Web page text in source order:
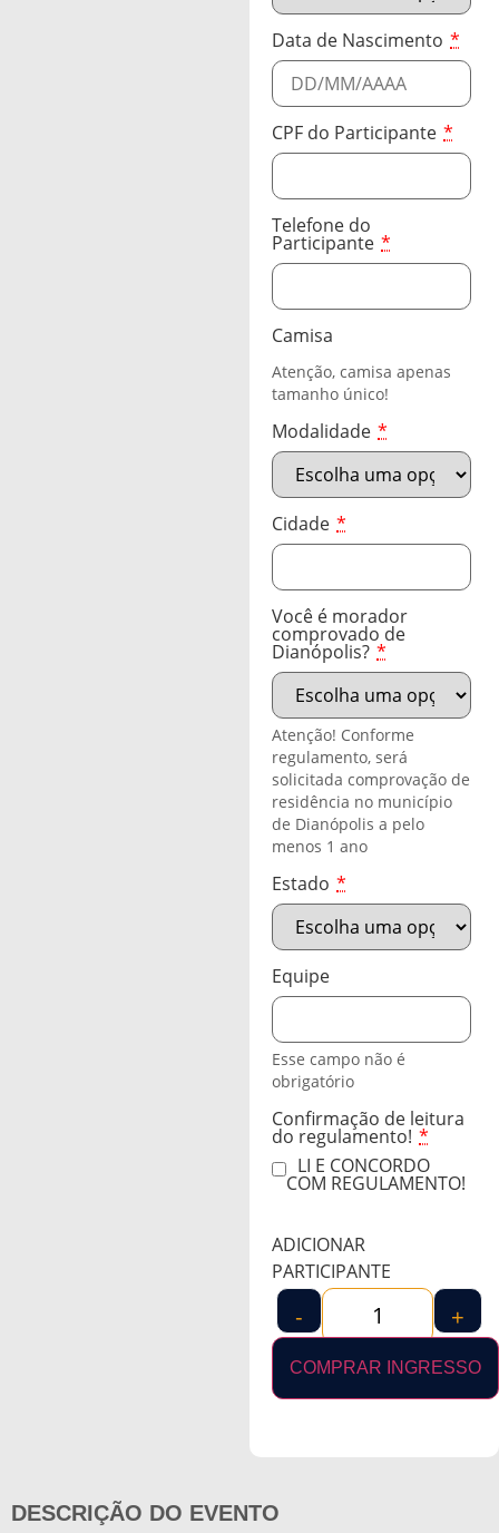
Data de Nascimento *
CPF do Participante *
Telefone do
Participante *
Camisa
Atenção, camisa apenas
tamanho único!
Modalidade *
Cidade *
Você é morador
comprovado de
Dianópolis? *
Atenção! Conforme
regulamento, será
solicitada comprovação de
residência no município
de Dianópolis a pelo
menos 1 ano
Estado *
Equipe
Esse campo não é
obrigatório
Confirmação de leitura
do regulamento! *
LI E CONCORDO
COM REGULAMENTO!
ADICIONAR
PARTICIPANTE
-
+
COMPRAR INGRESSO
DESCRIÇÃO DO EVENTO